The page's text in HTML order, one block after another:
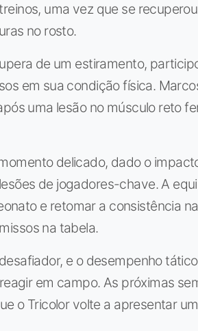
uma vez que se
no rosto.
de um estiramento,
em sua condição física.
uma lesão no músculo reto
delicado, dado o
de jogadores-chave. A
e retomar a consistência
na tabela.
e o desempenho
em campo. As próximas
o Tricolor volte a apresentar um